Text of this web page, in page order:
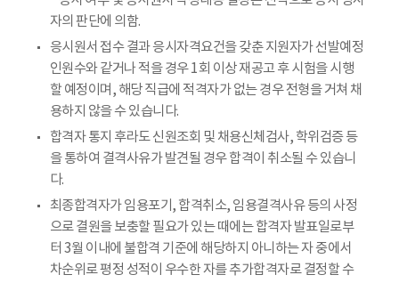
자의 판단에 의함.
응시원서 접수 결과 응시자격요건을 갖춘 지원자가 선발예정
인원수와 같거나 적을 경우 1회 이상 재공고 후 시험을 시행
할 예정이며, 해당 직급에 적격자가 없는 경우 전형을 거쳐 채
용하지 않을 수 있습니다.
합격자 통지 후라도 신원조회 및 채용신체검사, 학위검증 등
을 통하여 결격사유가 발견될 경우 합격이 취소될 수 있습니
다.
최종합격자가 임용포기, 합격취소, 임용결격사유 등의 사정
으로 결원을 보충할 필요가 있는 때에는 합격자 발표일로부
터 3월 이내에 불합격 기준에 해당하지 아니하는 자 중에서
차순위로 평정 성적이 우수한 자를 추가합격자로 결정할 수